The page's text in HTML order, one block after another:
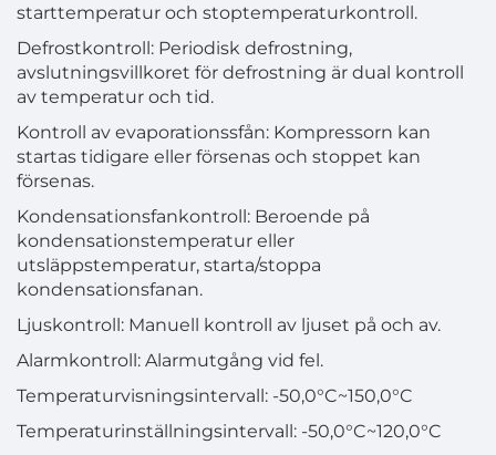
starttemperatur och stoptemperaturkontroll.
Defrostkontroll: Periodisk defrostning,
avslutningsvillkoret för defrostning är dual kontroll
av temperatur och tid.
Kontroll av evaporationssfån: Kompressorn kan
startas tidigare eller försenas och stoppet kan
försenas.
Kondensationsfankontroll: Beroende på
kondensationstemperatur eller
utsläppstemperatur, starta/stoppa
kondensationsfanan.
Ljuskontroll: Manuell kontroll av ljuset på och av.
Alarmkontroll: Alarmutgång vid fel.
Temperaturvisningsintervall: -50,0°C~150,0°C
Temperaturinställningsintervall: -50,0°C~120,0°C